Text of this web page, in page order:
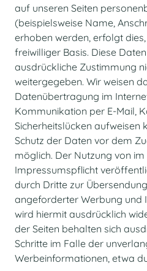
auf unseren Seiten
(beispielsweise Name,
erhoben werden, erfolgt
freiwilliger Basis. Diese
ausdrückliche Zustimmung
weitergegeben. Wir weisen
Datenübertragung im
Kommunikation per E-Mail,
Sicherheitslücken aufweisen
Schutz der Daten vor dem
möglich. Der Nutzung von
Impressumspflicht
durch Dritte zur
angeforderter Werbung und
wird hiermit ausdrücklich
der Seiten behalten sich
Schritte im Falle der
Werbeinformationen, etwa